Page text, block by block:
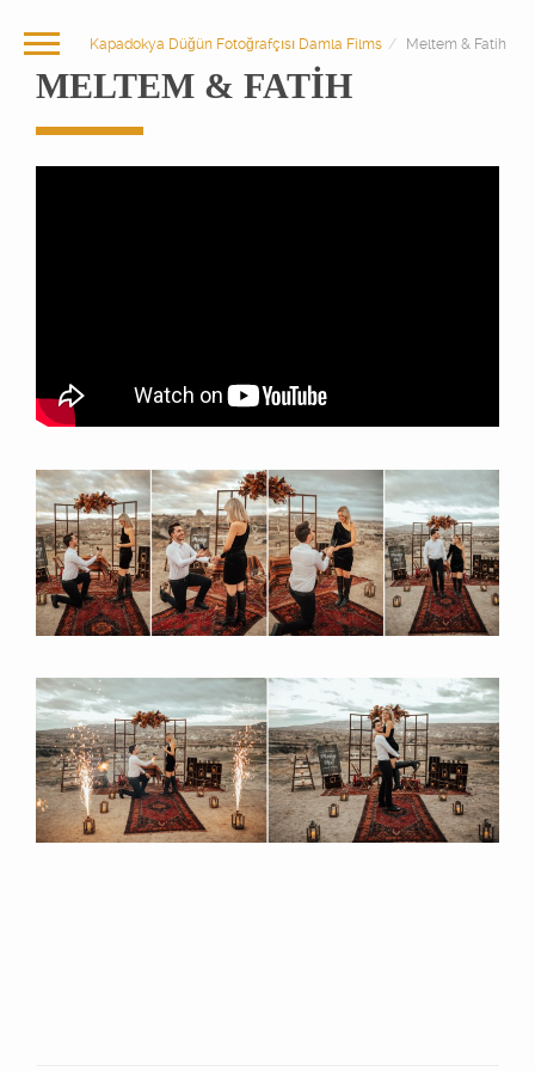
Kapadokya Düğün Fotoğrafçısı Damla Films Meltem & Fatih
MELTEM & FATIH